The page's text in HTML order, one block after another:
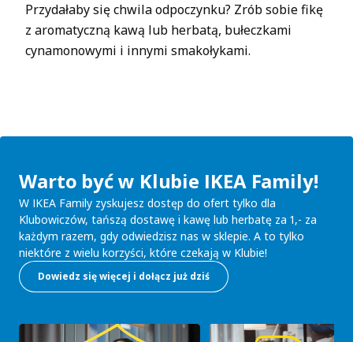
Przydałaby się chwila odpoczynku? Zrób sobie fikę
z aromatyczną kawą lub herbatą, bułeczkami
cynamonowymi i innymi smakołykami.
Warto być w Klubie IKEA Family!
W IKEA Family zyskujesz dostęp do ofert tylko dla
Klubowiczów, tańszą dostawę i kawę lub herbatę za 1,- za
każdym razem, gdy odwiedzisz nas w sklepie. A to tylko
niektóre z wielu korzyści, które czekają w Klubie!
Dowiedz się więcej i dołącz już dziś
Skip listing